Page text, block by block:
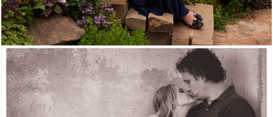
1880 2